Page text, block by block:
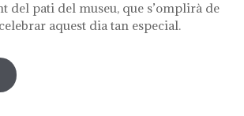
del pati del museu, que s’omplirà de
aquest dia tan especial.
sobre diada de la flor